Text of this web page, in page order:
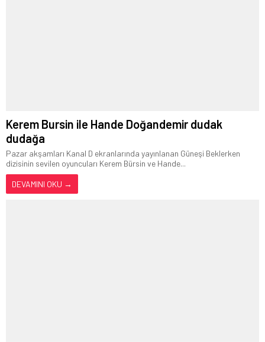
Kerem Bursin ile Hande Doğandemir dudak
dudağa
Pazar akşamları Kanal D ekranlarında yayınlanan Güneşi Beklerken
dizisinin sevilen oyuncuları Kerem Bürsin ve Hande...
DEVAMINI OKU →